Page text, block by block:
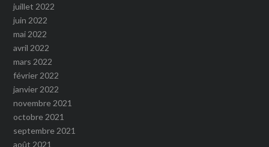
juillet 2022
juin 2022
mai 2022
avril 2022
mars 2022
février 2022
janvier 2022
novembre 2021
octobre 2021
septembre 2021
août 2021